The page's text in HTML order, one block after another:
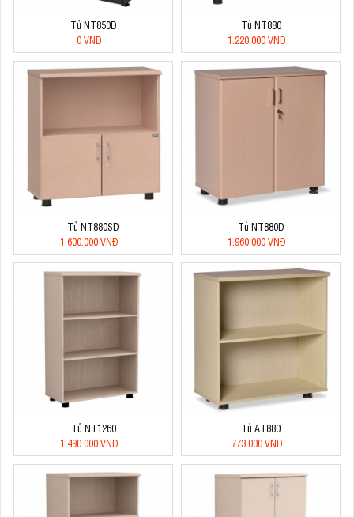
Tủ NT850D
0 VNĐ
Tủ NT880
1.220.000 VNĐ
Tủ NT880SD
1.600.000 VNĐ
Tủ NT880D
1.960.000 VNĐ
Tủ NT1260
1.490.000 VNĐ
Tủ AT880
773.000 VNĐ